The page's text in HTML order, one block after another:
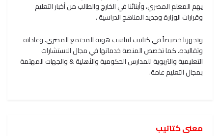
يهم المعلم المصري، وأبنائنا في الخارج والطالب من أخبار التعليم
وقرارات الوزارة وجديد المناهج الدراسية .
وتجهزنا خصيصاً في كتاتيب لنناسب هوية المجتمع المصري، وعاداته
وتقاليده. كما تخصص المنصة خدماتها في مجال الاستشارات
التعليمية والتربوية للمدارس الحكومية والأهلية & والجهات المهتمة
بمجال التعليم عامة.
معنى كتاتيب